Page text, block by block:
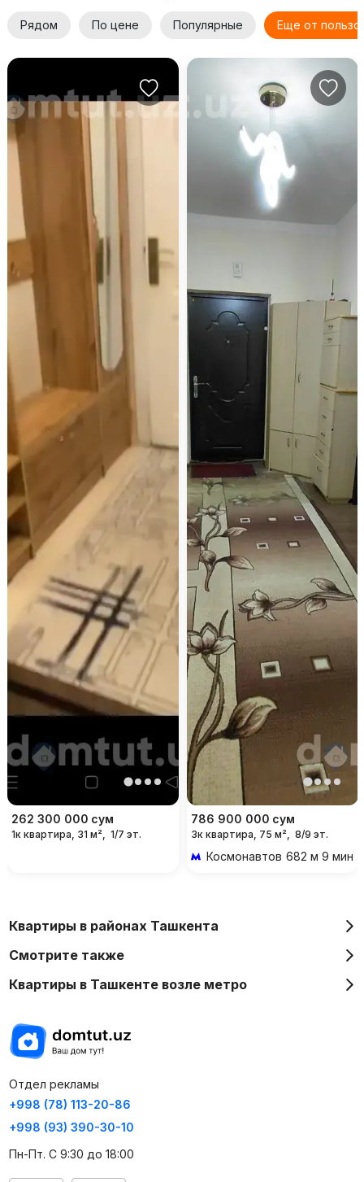
Рядом По цене Популярные Еще от
262 300 000 сум
1к квартира, 31 м², 1/7 эт.
786 900 000 сум
3к квартира, 75 м², 8/9 эт.
Космонавтов 682 м 9 мин
Квартиры в районах Ташкента
Смотрите также
Квартиры в Ташкенте возле метро
Отдел рекламы
+998 (78) 113-20-86
+998 (93) 390-30-10
Пн-Пт. С 9:30 до 18:00